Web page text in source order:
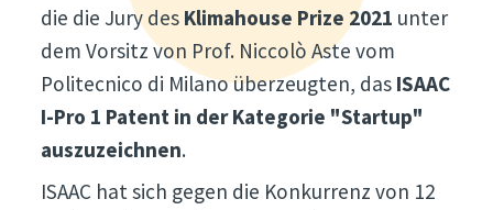
die die Jury des Klimahouse Prize 2021 unter
dem Vorsitz von Prof. Niccolò Aste vom
Politecnico di Milano überzeugten, das ISAAC
I-Pro 1 Patent in der Kategorie "Startup"
auszuzeichnen.
ISAAC hat sich gegen die Konkurrenz von 12